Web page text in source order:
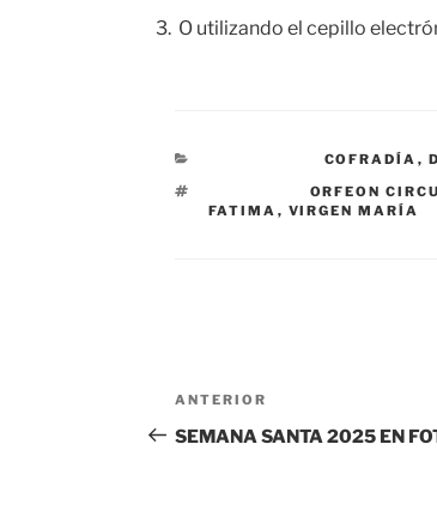
O utilizando el cepillo
COFRADÍA ,
ORFEON
FATIMA , VIRGEN MARÍA
v
ANTERIOR
SEMANA SANTA 2025 EN